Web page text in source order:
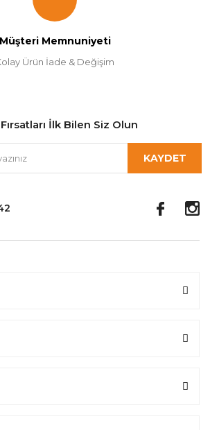
Müşteri Memnuniyeti
Ürün İade & Değişim
İlk Bilen Siz Olun
KAYDET